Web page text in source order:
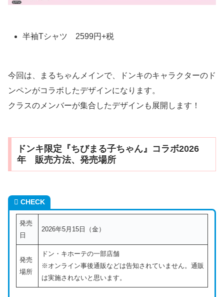
半袖Tシャツ 2599円+税
今回は、まるちゃんメインで、ドンキのキャラクターのド
ンペンがコラボしたデザインになります。
クラスのメンバーが集合したデザインも展開します！
ドンキ限定『ちびまる子ちゃん』コラボ2026
年 販売方法、発売場所
CHECK
発売
日
2026年5月15日（金）
発売
場所
ドン・キホーテの一部店舗
※オンライン事後通販などは告知されていません。通販
は実施されないと思います。